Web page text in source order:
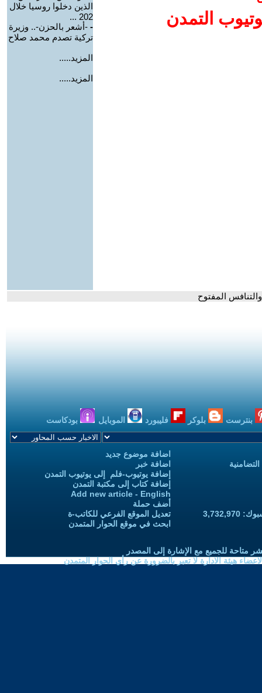
التمدن
الذين دخلوا روسيا خلال
202 ...
- -أشعر بالحزن-.. وزيرة
تركية تصدم محمد صلاح
المزيد.....
المزيد.....
المفتوح
بنترست بلوكر فليبورد الموبايل بودكاست
اضافة موضوع جديد
اضافة خبر
إضافة يوتيوب-فلم إلى يوتيوب التمدن
إضافة كتاب إلى مكتبة التمدن
Add new article - English
أضف حملة
تعديل الموقع الفرعي للكاتب-ة
ابحث في موقع الحوار المتمدن
متاحة للجميع مع الإشارة إلى المصدر
هيئة الادارة لا تعبر بالضرورة عن رأي الحوار المتمدن